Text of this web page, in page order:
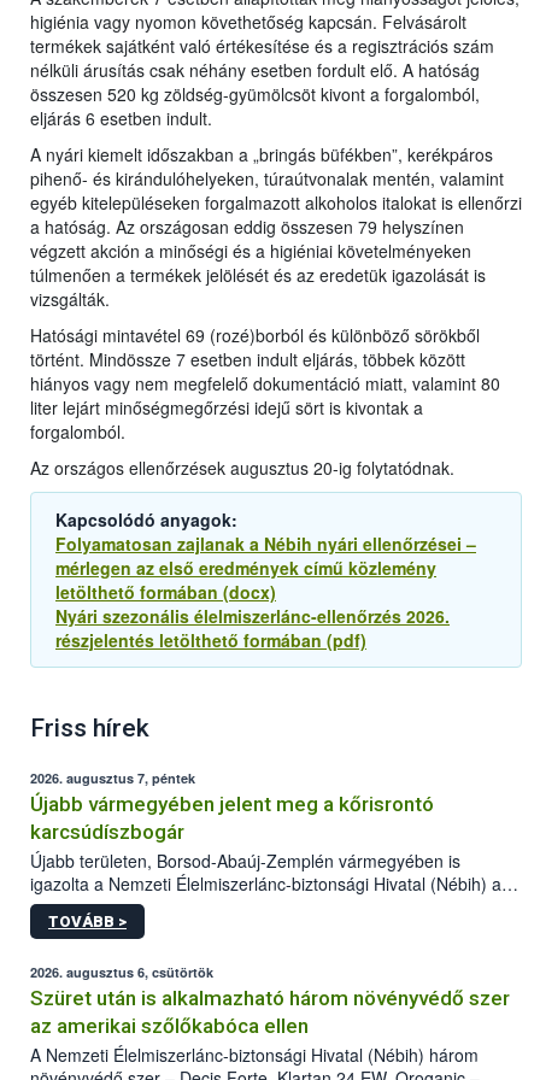
higiénia vagy nyomon követhetőség kapcsán. Felvásárolt
termékek sajátként való értékesítése és a regisztrációs szám
nélküli árusítás csak néhány esetben fordult elő. A hatóság
összesen 520 kg zöldség-gyümölcsöt kivont a forgalomból,
eljárás 6 esetben indult.
A nyári kiemelt időszakban a „bringás büfékben”, kerékpáros
pihenő- és kirándulóhelyeken, túraútvonalak mentén, valamint
egyéb kitelepüléseken forgalmazott alkoholos italokat is ellenőrzi
a hatóság. Az országosan eddig összesen 79 helyszínen
végzett akción a minőségi és a higiéniai követelményeken
túlmenően a termékek jelölését és az eredetük igazolását is
vizsgálták.
Hatósági mintavétel 69 (rozé)borból és különböző sörökből
történt. Mindössze 7 esetben indult eljárás, többek között
hiányos vagy nem megfelelő dokumentáció miatt, valamint 80
liter lejárt minőségmegőrzési idejű sört is kivontak a
forgalomból.
Az országos ellenőrzések augusztus 20-ig folytatódnak.
Kapcsolódó anyagok:
Folyamatosan zajlanak a Nébih nyári ellenőrzései –
mérlegen az első eredmények című közlemény
letölthető formában (docx)
Nyári szezonális élelmiszerlánc-ellenőrzés 2026.
részjelentés letölthető formában (pdf)
Friss hírek
2026. augusztus 7, péntek
Újabb vármegyében jelent meg a kőrisrontó
karcsúdíszbogár
Újabb területen, Borsod-Abaúj-Zemplén vármegyében is
igazolta a Nemzeti Élelmiszerlánc-biztonsági Hivatal (Nébih) a
kőrisrontó karcsúdíszbogár (Agrilus planipennis) jelenlétét. A
kártevőt nem csak színcsapdában találták meg, de már fertőzött
az intenzív felderítést, emellett az intézkedéseket a szlovák
hatósággal is összehangolják a terjedés megállítása érdekében.
TOVÁBB >
2026. augusztus 6, csütörtök
Szüret után is alkalmazható három növényvédő szer
az amerikai szőlőkabóca ellen
A Nemzeti Élelmiszerlánc-biztonsági Hivatal (Nébih) három